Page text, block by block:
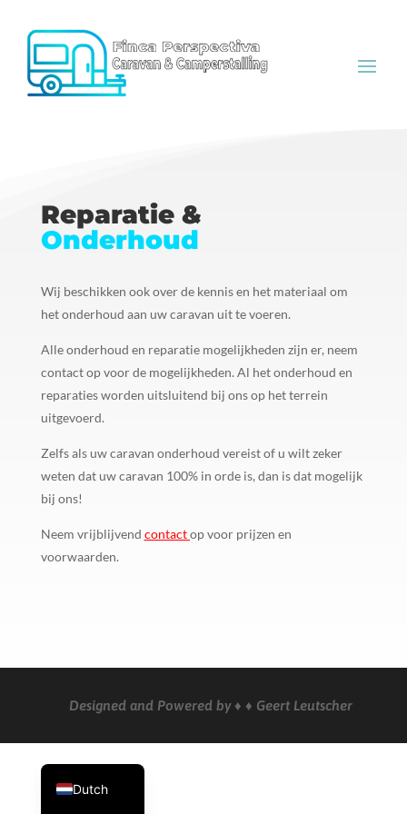
Reparatie &
Onderhoud
Wij beschikken ook over de kennis en het materiaal om
het onderhoud aan uw caravan uit te voeren.
Alle onderhoud en reparatie mogelijkheden zijn er, neem
contact op voor de mogelijkheden. Al het onderhoud en
reparaties worden uitsluitend bij ons op het terrein
uitgevoerd.
Zelfs als uw caravan onderhoud vereist of u wilt zeker
weten dat uw caravan 100% in orde is, dan is dat mogelijk
bij ons!
Neem vrijblijvend contactop voor prijzen en
voorwaarden.
Designed and Powered by ♦ ♦ Geert Leutscher
Dutch
German